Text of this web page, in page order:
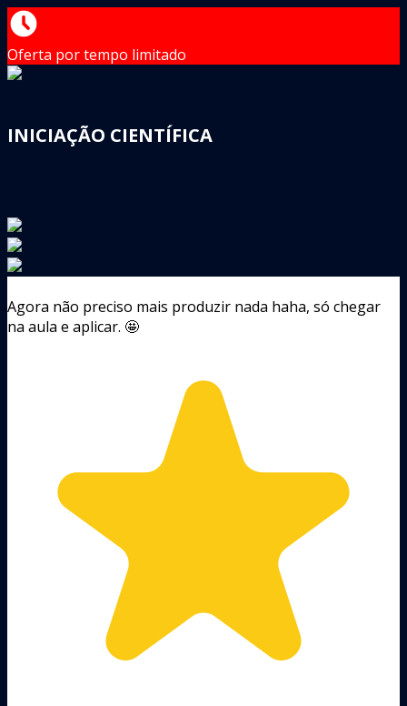
Oferta por tempo limitado
INICIAÇÃO CIENTÍFICA
Agora não preciso mais produzir nada haha, só chegar
na aula e aplicar. 🤩